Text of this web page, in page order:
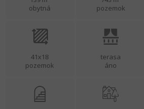
obytná
pozemok
41x18
pozemok
terasa
áno